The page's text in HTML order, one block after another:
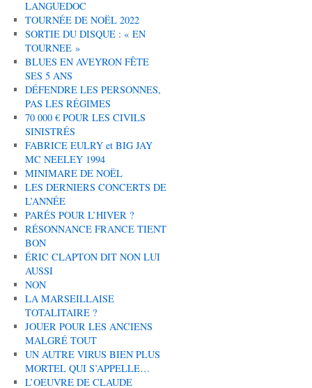
LANGUEDOC
TOURNÉE DE NOËL 2022
SORTIE DU DISQUE : « EN
TOURNEE »
BLUES EN AVEYRON FÊTE
SES 5 ANS
DÉFENDRE LES PERSONNES,
PAS LES RÉGIMES
70 000 € POUR LES CIVILS
SINISTRÉS
FABRICE EULRY et BIG JAY
MC NEELEY 1994
MINIMARE DE NOËL
LES DERNIERS CONCERTS DE
L’ANNÉE
PARÉS POUR L’HIVER ?
RÉSONNANCE FRANCE TIENT
BON
ÉRIC CLAPTON DIT NON LUI
AUSSI
NON
LA MARSEILLAISE
TOTALITAIRE ?
JOUER POUR LES ANCIENS
MALGRÉ TOUT
UN AUTRE VIRUS BIEN PLUS
MORTEL QUI S’APPELLE…
L’OEUVRE DE CLAUDE